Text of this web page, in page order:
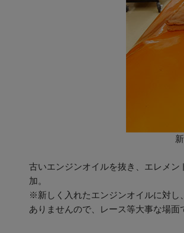
古いエンジンオイルを抜き、エレメ
加。
※新しく入れたエンジンオイルに対し
ありませんので、レース等大事な場面